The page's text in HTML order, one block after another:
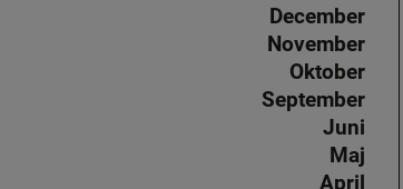
December
November
Oktober
September
Juni
Maj
April